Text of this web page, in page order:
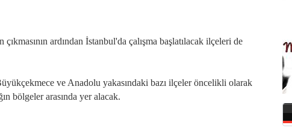
ardından İstanbul'da çalışma başlatılacak ilçeleri de
ve Anadolu yakasındaki bazı ilçeler öncelikli olarak
bölgeler arasında yer alacak.